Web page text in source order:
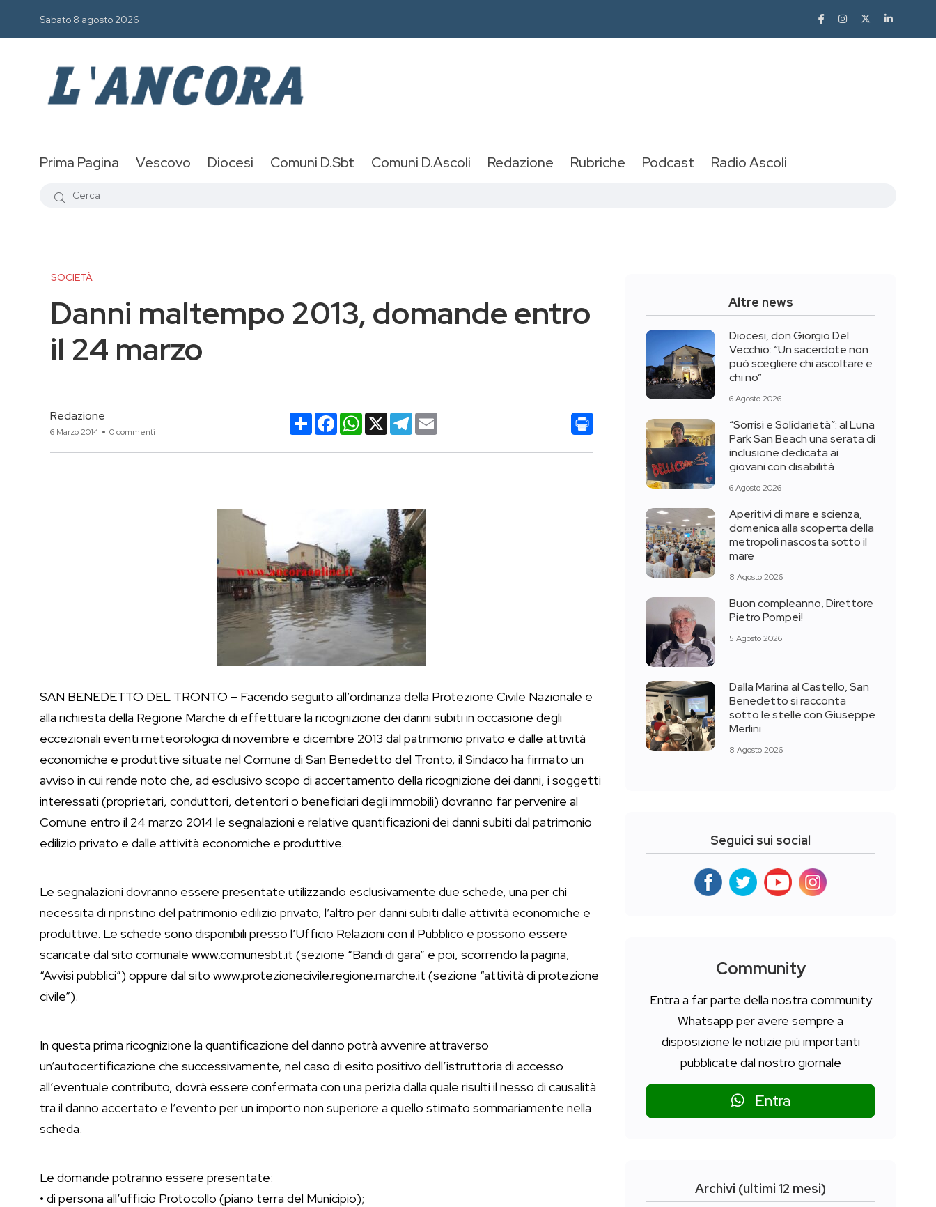
Sabato 8 agosto 2026
Prima Pagina Vescovo Diocesi Comuni D.Sbt Comuni D.Ascoli Redazione Rubriche Podcast Radio Ascoli
SOCIETÀ
Danni maltempo 2013, domande entro
il 24 marzo
Redazione
6 Marzo 2014 0 commenti
CondividiFacebook
WhatsApp
X Telegram
Email
SAN BENEDETTO DEL TRONTO – Facendo seguito all’ordinanza della Protezione Civile Nazionale e
alla richiesta della Regione Marche di effettuare la ricognizione dei danni subiti in occasione degli
eccezionali eventi meteorologici di novembre e dicembre 2013 dal patrimonio privato e dalle attività
economiche e produttive situate nel Comune di San Benedetto del Tronto, il Sindaco ha firmato un
avviso in cui rende noto che, ad esclusivo scopo di accertamento della ricognizione dei danni, i soggetti
interessati (proprietari, conduttori, detentori o beneficiari degli immobili) dovranno far pervenire al
Comune entro il 24 marzo 2014 le segnalazioni e relative quantificazioni dei danni subiti dal patrimonio
edilizio privato e dalle attività economiche e produttive.
Le segnalazioni dovranno essere presentate utilizzando esclusivamente due schede, una per chi
necessita di ripristino del patrimonio edilizio privato, l’altro per danni subiti dalle attività economiche e
produttive. Le schede sono disponibili presso l’Ufficio Relazioni con il Pubblico e possono essere
scaricate dal sito comunale www.comunesbt.it (sezione “Bandi di gara” e poi, scorrendo la pagina,
“Avvisi pubblici”) oppure dal sito www.protezionecivile.regione.marche.it (sezione “attività di protezione
civile”).
In questa prima ricognizione la quantificazione del danno potrà avvenire attraverso
un’autocertificazione che successivamente, nel caso di esito positivo dell’istruttoria di accesso
all’eventuale contributo, dovrà essere confermata con una perizia dalla quale risulti il nesso di causalità
tra il danno accertato e l’evento per un importo non superiore a quello stimato sommariamente nella
scheda.
Le domande potranno essere presentate:
• di persona all’ufficio Protocollo (piano terra del Municipio);
Altre news
Diocesi, don Giorgio Del
Vecchio: “Un sacerdote non
può scegliere chi ascoltare e
chi no”
6 Agosto 2026
“Sorrisi e Solidarietà”: al Luna
Park San Beach una serata di
inclusione dedicata ai
giovani con disabilità
6 Agosto 2026
Aperitivi di mare e scienza,
domenica alla scoperta della
metropoli nascosta sotto il
mare
8 Agosto 2026
Buon compleanno, Direttore
Pietro Pompei!
5 Agosto 2026
Dalla Marina al Castello, San
Benedetto si racconta
sotto le stelle con Giuseppe
Merlini
8 Agosto 2026
Seguici sui social
Community
Entra a far parte della nostra community
Whatsapp per avere sempre a
disposizione le notizie più importanti
pubblicate dal nostro giornale
Entra
Archivi (ultimi 12 mesi)